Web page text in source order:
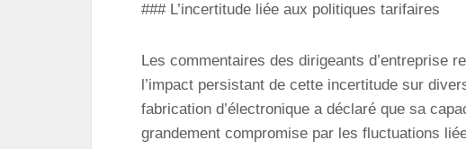
### L’incertitude liée aux politiques tarifaires
Les commentaires des dirigeants d’entreprise
l’impact persistant de cette incertitude sur
fabrication d’électronique a déclaré que sa
grandement compromise par les fluctuations